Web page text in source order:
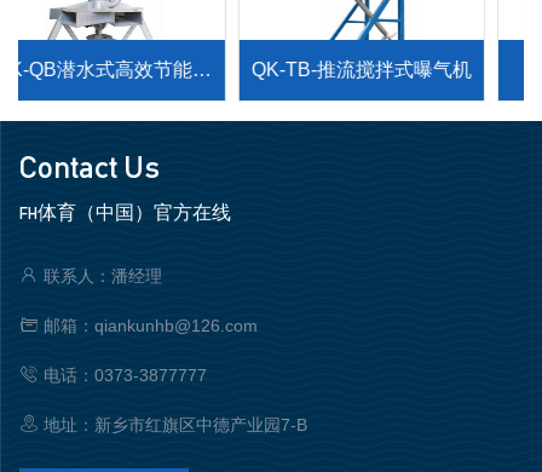
QK-QB潜水式高效节能搅 QK-TB-推流搅拌式曝气机
Contact Us
FH体育（中国）官方在线
联系人：潘经理
邮箱：qiankunhb@126.com
电话：0373-3877777
地址：新乡市红旗区中德产业园7-B